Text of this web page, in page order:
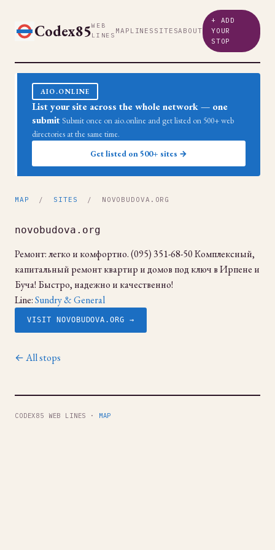
Codex85WEB
LINES MAP LINES SITESABOUT
+ ADD
YOUR
STOP
AIO.ONLINE
List your site across the whole network — one
submit Submit once on aio.online and get listed on 500+ web
directories at the same time.
Get listed on 500+ sites →
MAP / SITES / NOVOBUDOVA.ORG
novobudova.org
Ремонт: легко и комфортно. (095) 351-68-50 Комплексный,
капитальный ремонт квартир и домов под ключ в Ирпене и
Буча! Быстро, надежно и качественно!
Line:Sundry & General
VISIT NOVOBUDOVA.ORG →
← All stops
CODEX85 WEB LINES · MAP